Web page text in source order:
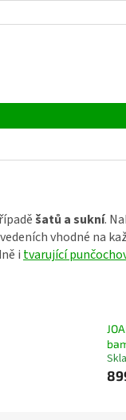
šatů a sukní.
vhodné na
i tvarující